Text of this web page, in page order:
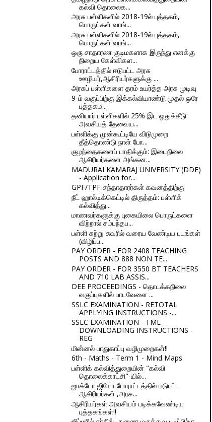
கல்வி தொலைக...
அரசு பள்ளிகளில் 2018-19ல் புத்தகம்,
பொருட்கள் வாங்...
அரசு பள்ளிகளில் 2018-19ல் புத்தகம்,
பொருட்கள் வாங்...
ஒரு சாதாரண குடிமகளாக இருந்து எனக்கு
நிறைய கேள்விகள...
போராட்டத்தில் ஈடுபட்ட அரசு
ஊழியர்,ஆசிரியர்களுக்கு ...
அரசுப் பள்ளிகளை தரம் உயர்த்த அரசு முடிவு
9-ம் வகுப்பிற்கு இக்கல்வியாண்டு முதல் ஒரே
புத்தகம...
தனியார் பள்ளிகளில் 25% இட ஒதுக்கீடு:
அவசியத் தேவைய...
பள்ளிக்கு முன்கூட்டியே விடுமுறை
தீத்தொண்டு நாள் போ...
குழந்தைகளைப் பாதிக்கும்: இடைநிலை
ஆசிரியர்களை அங்கன...
MADURAI KAMARAJ UNIVERSITY (DDE)
- Application for...
GPF/TPF சந்தாதாரர்கள் கவனத்திற்கு
நீட் ஹால்டிக்கெட்டில் திருத்தம்: பள்ளிக்
கல்வித்து...
மாணவர்களுக்கு புகையிலை பொருட்களை
விற்றால் சம்பந்தப...
பள்ளி சுற்று சுவரில் வரைய வேண்டிய படங்கள்
(விழிப்ப...
PAY ORDER - FOR 2408 TEACHING
POSTS AND 888 NON TE...
PAY ORDER - FOR 3550 BT TEACHERS
AND 710 LAB ASSIS...
DEE PROCEEDINGS - தொடக்கநிலை
வகுப்புகளில் பாடவேளை ...
SSLC EXAMINATION - RETOTAL
APPLYING INSTRUCTIONS -...
SSLC EXAMINATION - TML
DOWNLOADING INSTRUCTIONS -
REG
மின்னல் பாதுகாப்பு வழிமுறைகள்!!
6th - Maths - Term 1 - Mind Maps
பள்ளிக் கல்வித்துறையின் "கல்வி
தொலைக்காட்சி"-யில்...
ஜாக்டோ ஜியோ போராட்டத்தில் ஈடுபட்ட
ஆசிரியர்கள் ,அரச...
ஆசிரியர்கள் அவசியம் படிக்கவேண்டிய
புத்தகங்கள்!!